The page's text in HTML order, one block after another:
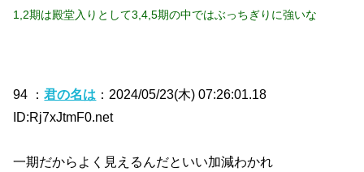
1,2期は殿堂入りとして3,4,5期の中ではぶっちぎりに強いな
94 ：君の名は ：2024/05/23(木) 07:26:01.18
ID:Rj7xJtmF0.net
一期だからよく見えるんだといい加減わかれ